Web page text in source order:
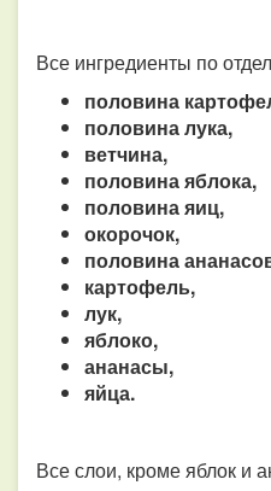
Все ингредиенты по
половина
половина лука,
ветчина,
половина яблока,
половина яиц,
окорочок,
половина
картофель,
лук,
яблоко,
ананасы,
яйца.
Все слои, кроме яблок и